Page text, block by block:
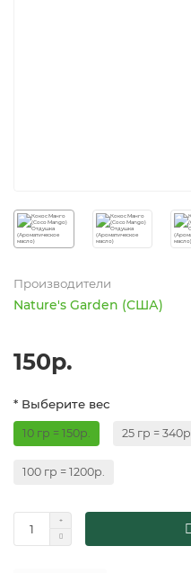
Производители
Nature's Garden (США)
150р.
* Выберите вес
10 гр = 150р. 25 гр = 340р.
100 гр = 1200р.